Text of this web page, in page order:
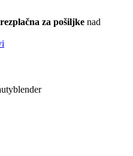
za pošiljke nad